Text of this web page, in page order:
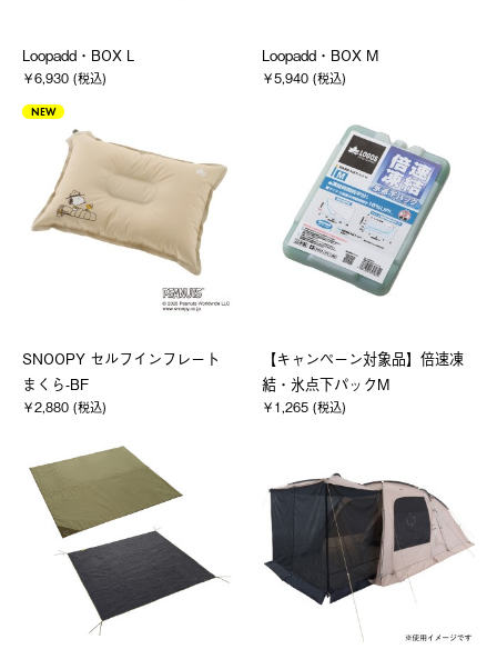
Loopadd・BOX L
￥6,930 (税込)
Loopadd・BOX M
￥5,940 (税込)
NEW
SNOOPY セルフインフレート
まくら-BF
￥2,880 (税込)
【キャンペーン対象品】倍速凍
結・氷点下パックM
￥1,265 (税込)